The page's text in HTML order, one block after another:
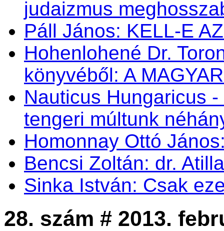
judaizmus
Páll János: KELL-E
Hohenlohené Dr.
könyvéből: A
Nauticus Hungaricus
tengeri múltunk
Homonnay Ottó
Bencsi Zoltán: dr.
Sinka István: Csak
28. szám # 2013.